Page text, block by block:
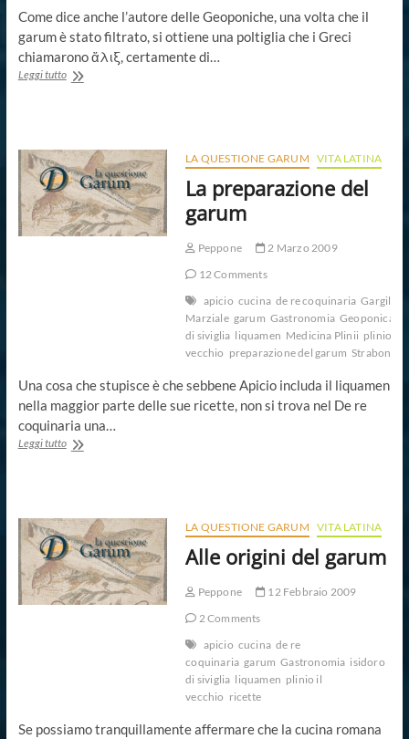
Come dice anche l’autore delle Geoponiche, una volta che il
garum è stato filtrato, si ottiene una poltiglia che i Greci
chiamarono ἄλιξ, certamente di…
Leggi tuttoL’allec
LA QUESTIONE GARUM VITA LATINA
La preparazione del
garum
Peppone
2 Marzo 2009
12 Comments
apicio cucina de re coquinaria Gargilio
Marziale garum Gastronomia Geoponica
di siviglia liquamen Medicina Plinii plinio il
vecchio preparazione del garum Strabone
Una cosa che stupisce è che sebbene Apicio includa il liquamen
nella maggior parte delle sue ricette, non si trova nel De re
coquinaria una…
Leggi tuttoLa
LA QUESTIONE GARUM VITA LATINA
Alle origini del garum
Peppone
12 Febbraio 2009
2 Comments
apicio cucina de re
coquinaria garum Gastronomia isidoro
di siviglia liquamen plinio il
vecchio ricette
Se possiamo tranquillamente affermare che la cucina romana